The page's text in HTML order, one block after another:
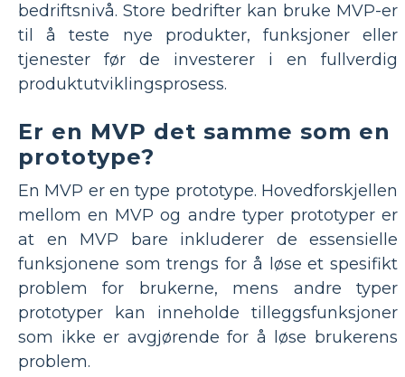
bedriftsnivå. Store bedrifter kan bruke MVP-er
til å teste nye produkter, funksjoner eller
tjenester før de investerer i en fullverdig
produktutviklingsprosess.
Er en MVP det samme som en
prototype?
En MVP er en type prototype. Hovedforskjellen
mellom en MVP og andre typer prototyper er
at en MVP bare inkluderer de essensielle
funksjonene som trengs for å løse et spesifikt
problem for brukerne, mens andre typer
prototyper kan inneholde tilleggsfunksjoner
som ikke er avgjørende for å løse brukerens
problem.